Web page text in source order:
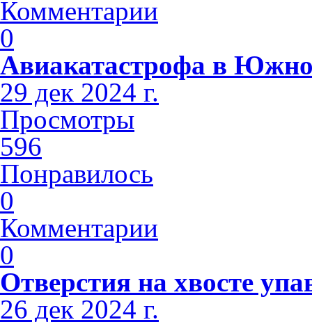
Комментарии
0
Авиакатастрофа в
29 дек 2024 г.
Просмотры
596
Понравилось
0
Комментарии
0
Отверстия на хвосте
26 дек 2024 г.